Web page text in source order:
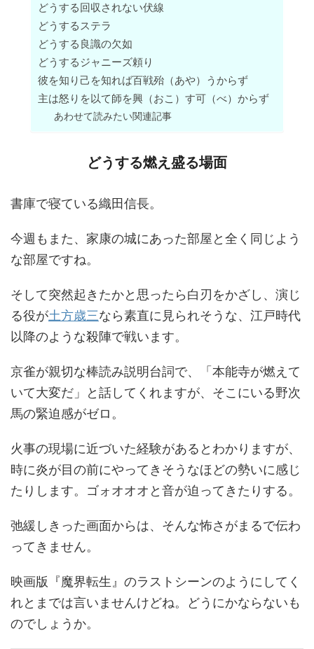
どうする回収されない伏線
どうするステラ
どうする良識の欠如
どうするジャニーズ頼り
彼を知り己を知れば百戦殆（あや）うからず
主は怒りを以て師を興（おこ）す可（べ）からず
あわせて読みたい関連記事
どうする燃え盛る場面
書庫で寝ている織田信長。
今週もまた、家康の城にあった部屋と全く同じよう
な部屋ですね。
そして突然起きたかと思ったら白刃をかざし、演じ
る役が土方歳三なら素直に見られそうな、江戸時代
以降のような殺陣で戦います。
京雀が親切な棒読み説明台詞で、「本能寺が燃えて
いて大変だ」と話してくれますが、そこにいる野次
馬の緊迫感がゼロ。
火事の現場に近づいた経験があるとわかりますが、
時に炎が目の前にやってきそうなほどの勢いに感じ
たりします。ゴォオオオと音が迫ってきたりする。
弛緩しきった画面からは、そんな怖さがまるで伝わ
ってきません。
映画版『魔界転生』のラストシーンのようにしてく
れとまでは言いませんけどね。どうにかならないも
のでしょうか。